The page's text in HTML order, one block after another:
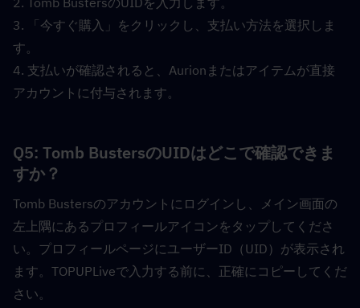
3. 「今すぐ購入」をクリックし、支払い方法を選択しま
す。
4. 支払いが確認されると、Aurionまたはアイテムが直接
アカウントに付与されます。
Q5: Tomb BustersのUIDはどこで確認できま
すか？
Tomb Bustersのアカウントにログインし、メイン画面の
左上隅にあるプロフィールアイコンをタップしてくださ
い。プロフィールページにユーザーID（UID）が表示され
ます。TOPUPLiveで入力する前に、正確にコピーしてくだ
さい。